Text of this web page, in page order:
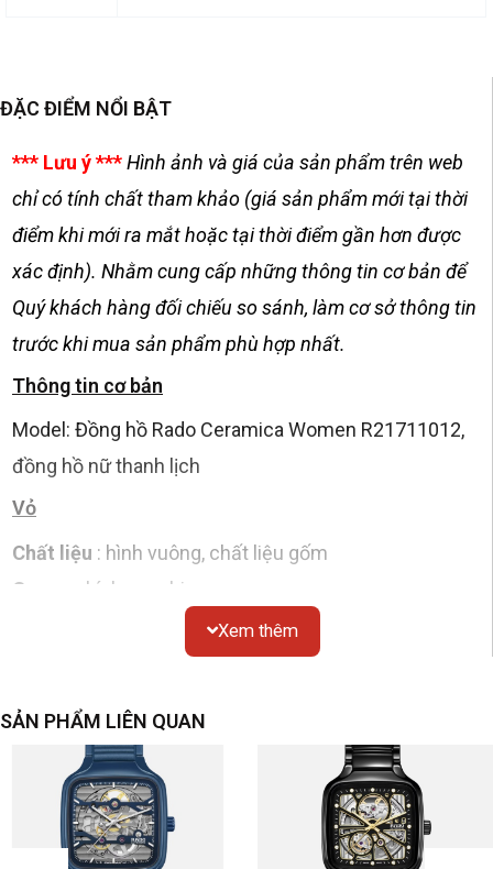
ĐẶC ĐIỂM NỔI BẬT
*** Lưu ý ***Hình ảnh và giá của sản phẩm trên web
chỉ có tính chất tham khảo (giá sản phẩm mới tại thời
điểm khi mới ra mắt hoặc tại thời điểm gần hơn được
xác định). Nhằm cung cấp những thông tin cơ bản để
Quý khách hàng đối chiếu so sánh, làm cơ sở thông tin
trước khi mua sản phẩm phù hợp nhất.
Thông tin cơ bản
Model: Đồng hồ Rado Ceramica Women R21711012,
đồng hồ nữ thanh lịch
Vỏ
Chất liệu : hình vuông, chất liệu gốm
Gương
: kính sapphire
: 30 mét
Mặt số
Màu sắc & Chất liệu
Dây đeo đồng hồ
Màu sắc & Chất liệu
Xem thêm
SẢN PHẨM LIÊN QUAN